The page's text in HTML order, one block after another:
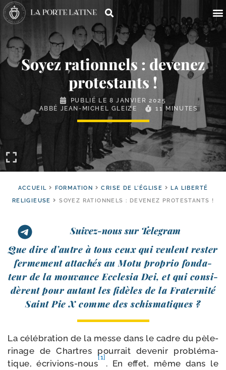
Soyez rationnels : devenez
protestants !
PUBLIÉ LE 8 JANVIER 2025
ABBÉ JEAN-MICHEL GLEIZE
11 MINUTES
ACCUEIL FORMATION CRISE DE L'ÉGLISE
LA LIBERTÉ
RELIGIEUSE
SOYEZ RATIONNELS : DEVENEZ PROTESTANTS !
Suivez-nous sur Telegram
Que dire d’autre à tous ceux qui veulent res­ter
fer­me­ment atta­chés au Motu pro­prio fon­da­
teur de la mou­vance Ecclesia Dei, et qui consi­
dèrent pour autant les fidèles de la Fraternité
Saint Pie X comme des schismatiques ?
La célé­bra­tion de la messe dans le cadre du pèle­
ri­nage de Chartres pour­rait deve­nir pro­blé­ma­
tique, écrivions-​nous
[1]
. En effet, même dans le